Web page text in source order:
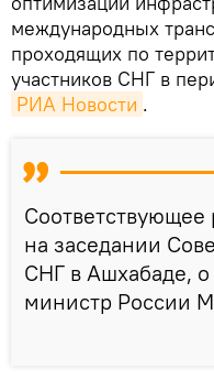
международных
проходящих по
участников СНГ в
РИА Новости .
на заседании
СНГ в Ашхабаде,
министр России